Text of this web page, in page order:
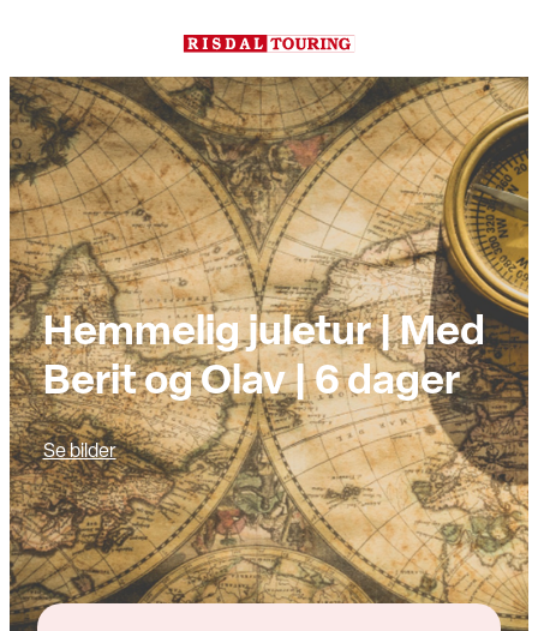
innhold
Hemmelig juletur | Med
Berit og Olav | 6 dager
Se bilder